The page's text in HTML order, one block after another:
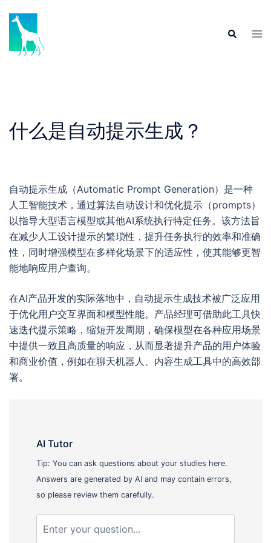
content
Search
什么是自动提示生成？
自动提示生成（Automatic Prompt Generation）是一种
人工智能技术，通过算法自动设计和优化提示（prompts）
以指导大型语言模型或其他AI系统执行特定任务。该方法旨
在减少人工设计提示的繁琐性，提升任务执行的效率和准确
性，同时增强模型在多样化场景下的适应性，使其能够更智
能地响应用户查询。
在AI产品开发的实际落地中，自动提示生成技术被广泛应用
于优化用户交互界面和模型性能。产品经理可借助此工具快
速迭代提示策略，缩短开发周期，确保模型在各种应用场景
中提供一致且高质量的响应，从而显著提升产品的用户体验
和商业价值，例如在聊天机器人、内容生成工具中的高效部
署。
AI Tutor
Tip: You can ask questions about your studies here.
Answers are generated by AI and may contain errors,
so please review them carefully.